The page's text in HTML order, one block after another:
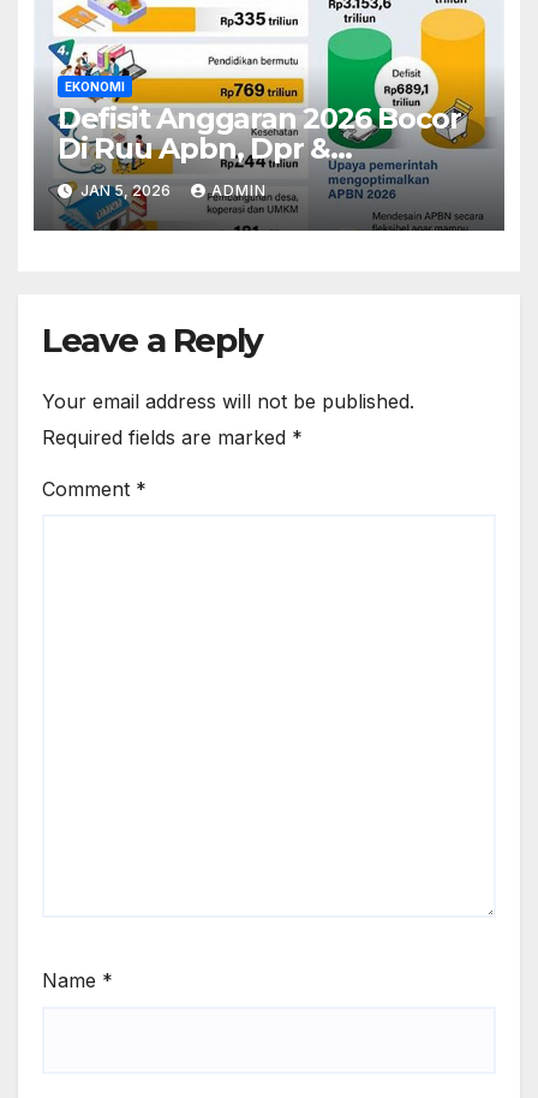
EKONOMI
Defisit Anggaran 2026 Bocor
Di Ruu Apbn, Dpr &
Pemerintah Adu Argumen
JAN 5, 2026 ADMIN
Leave a Reply
Your email address will not be published.
Required fields are marked *
Comment *
Name *